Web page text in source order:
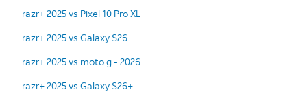
razr+ 2025 vs Pixel 10 Pro XL
razr+ 2025 vs Galaxy S26
razr+ 2025 vs moto g - 2026
razr+ 2025 vs Galaxy S26+